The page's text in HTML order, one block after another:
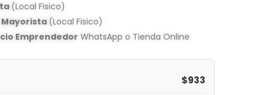
(Local Fisico)
Mayorista (Local Fisico)
Emprendedor WhatsApp o Tienda Online
$933